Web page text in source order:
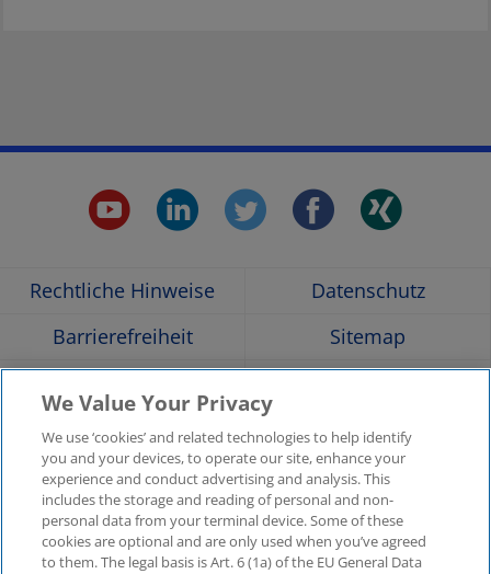
Rechtliche Hinweise
Datenschutz
Barrierefreiheit
Sitemap
Unternehmensangaben
Kontakt
KPMG-Standorte im
Überblick
Social Media
Medien
KPMG VideoIn Pressemitteilungen
youtube.
Opens
in
a
new
window
linkedin.
a
new
window
twitter.
Opens
a
new
window
Opens
in
a
new
window
in
a
new
We Value Your Privacy
We use ‘cookies’ and related technologies to help identify
you and your devices, to operate our site, enhance your
experience and conduct advertising and analysis. This
includes the storage and reading of personal and non-
personal data from your terminal device. Some of these
cookies are optional and are only used when you’ve agreed
to them. The legal basis is Art. 6 (1a) of the EU General Data